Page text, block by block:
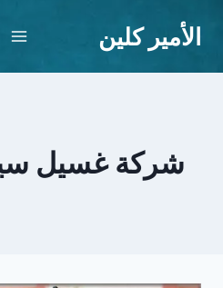
الأمير كلين
شركة غسيل